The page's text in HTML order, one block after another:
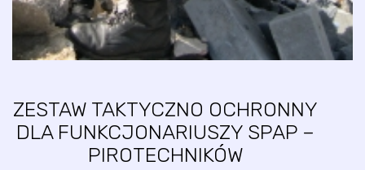
ZESTAW TAKTYCZNO OCHRONNY
DLA FUNKCJONARIUSZY SPAP –
PIROTECHNIKÓW